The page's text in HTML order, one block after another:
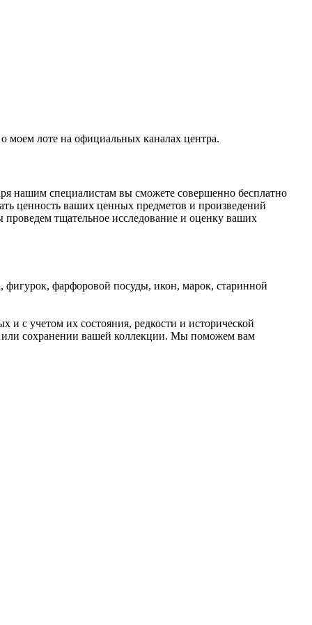
лоте на официальных каналах центра.
нашим специалистам вы сможете совершенно бесплатно
ценность ваших ценных предметов и произведений
тщательное исследование и оценку ваших
фигурок, фарфоровой посуды, икон, марок, старинной
с учетом их состояния, редкости и исторической
или сохранении вашей коллекции. Мы поможем вам